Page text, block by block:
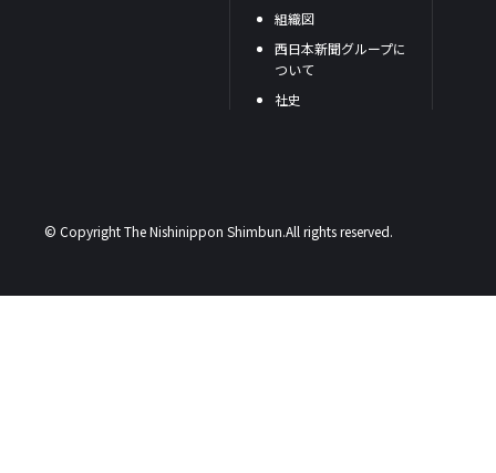
組織図
西日本新聞グループに
ついて
社史
© Copyright The Nishinippon Shimbun.All rights reserved.